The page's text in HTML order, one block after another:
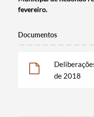
fevereiro.
Documentos
de 2018